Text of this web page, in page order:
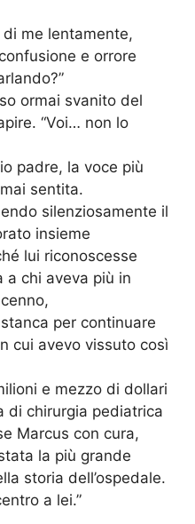
me lentamente,
e orrore
ormai svanito del
“Voi… non lo
padre, la voce più
sentita.
silenziosamente il
insieme
lui riconoscesse
a chi aveva più in
per continuare
cui avevo vissuto così
e mezzo di dollari
di chirurgia pediatrica
Marcus con cura,
la più grande
storia dell’ospedale.
a lei.”